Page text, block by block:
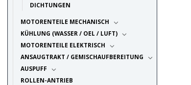
DICHTUNGEN
MOTORENTEILE MECHANISCH
KÜHLUNG (WASSER / OEL / LUFT)
MOTORENTEILE ELEKTRISCH
ANSAUGTRAKT / GEMISCHAUFBEREITUNG
AUSPUFF
ROLLEN-ANTRIEB